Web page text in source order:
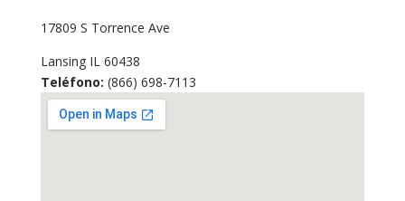
17809 S Torrence Ave
Lansing IL 60438
Teléfono: (866) 698-7113